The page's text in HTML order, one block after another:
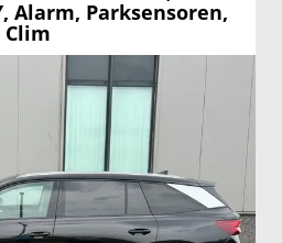
Alarm, Parksensoren,